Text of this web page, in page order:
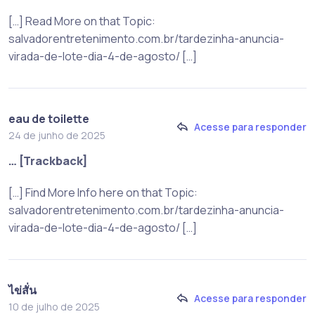
[…] Read More on that Topic:
salvadorentretenimento.com.br/tardezinha-anuncia-
virada-de-lote-dia-4-de-agosto/ […]
eau de toilette
24 de junho de 2025
Acesse para responder
… [Trackback]
[…] Find More Info here on that Topic:
salvadorentretenimento.com.br/tardezinha-anuncia-
virada-de-lote-dia-4-de-agosto/ […]
ไข่สั่น
10 de julho de 2025
Acesse para responder